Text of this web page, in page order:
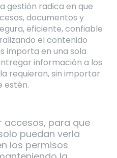
gestión radica en que
documentos y
eficiente, confiable
el contenido
importa en una sola
información a los
requieran, sin importar
estén.
accesos, para que
puedan verla
los permisos